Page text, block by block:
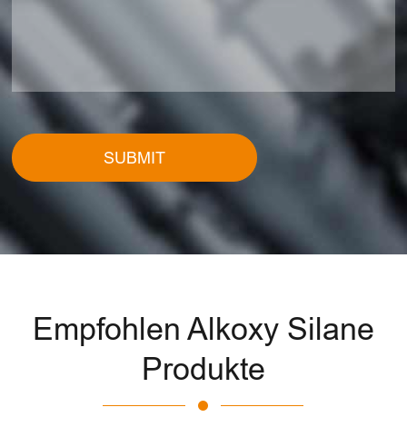
SUBMIT
Empfohlen Alkoxy Silane
Produkte